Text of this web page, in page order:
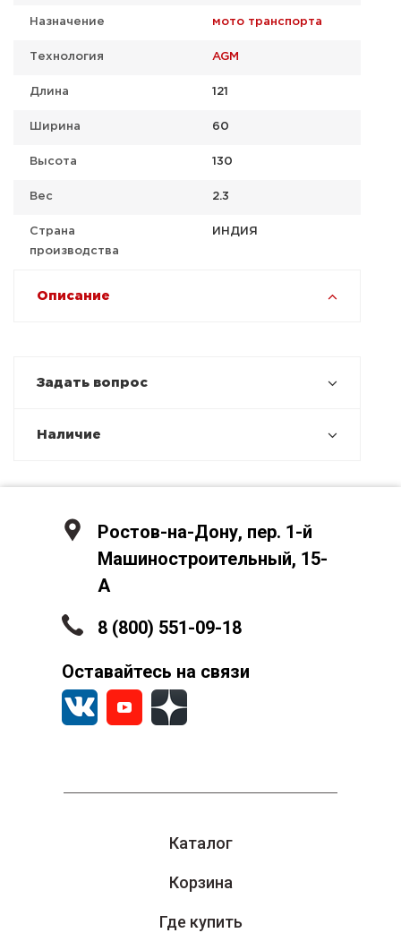
Назначение мото транспорта
Технология AGM
Длина 121
Ширина 60
Высота 130
Вес 2.3
Страна
производства
ИНДИЯ
Описание
Задать вопрос
Наличие
Каталог
Корзина
Где купить
Ростов-на-Дону, пер. 1-й
Машиностроительный, 15-
А
8 (800) 551-09-18
Оставайтесь на связи